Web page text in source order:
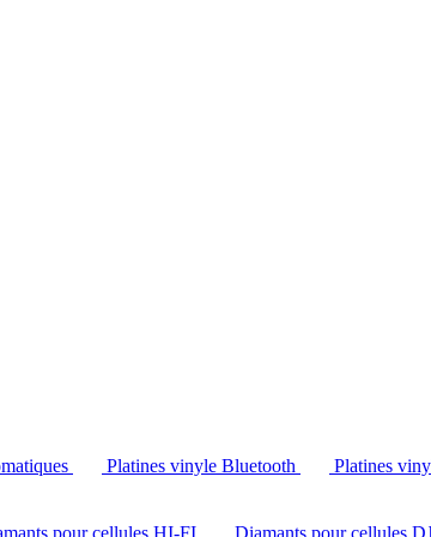
Platines vinyle Bluetooth
Platines
pour cellules HI-FI
Diamants pour cellules